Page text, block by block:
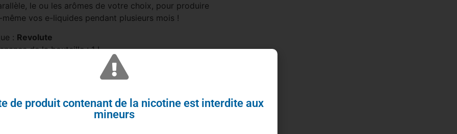
le ou les arômes de votre choix, pour produire
même vos e-liquides pendant plusieurs mois !
: Revolute
de la bouteille : 1 L
de base : 850 ml (déclinaison 3 mg/ml) ou 700 ml
ou 30 x 10 ml à 20 mg/ml de nicotine (déclinaison 6
de produit contenant de la nicotine est interdite aux
mineurs